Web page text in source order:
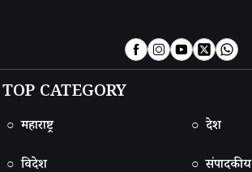
TOP CATEGORY
○ महाराष्ट्र
○ देश
○ विदेश
○ संपादकीय